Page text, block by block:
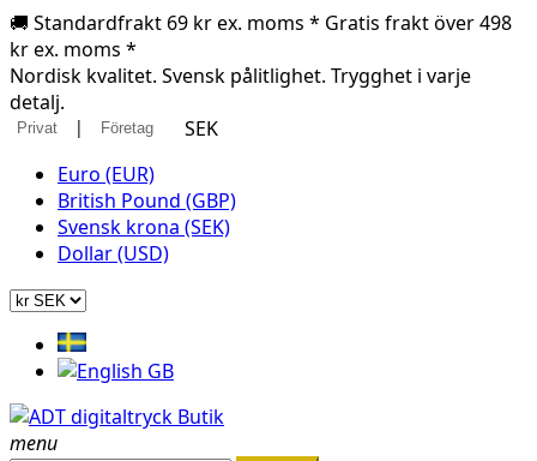
🚚 Standardfrakt 69 kr ex. moms * Gratis frakt över 498
kr ex. moms *
Nordisk kvalitet. Svensk pålitlighet. Trygghet i varje
detalj.
Privat | Företag
SEK
Euro (EUR)
British Pound (GBP)
Svensk krona (SEK)
Dollar (USD)
menu